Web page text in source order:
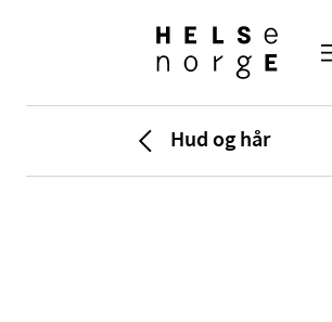
Hud og hår